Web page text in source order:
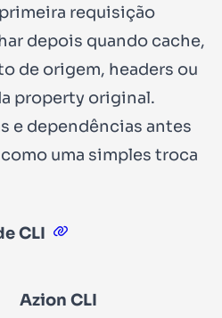
requisição
depois quando cache,
de origem, headers ou
property original.
e dependências antes
uma simples troca
CLI
Azion CLI